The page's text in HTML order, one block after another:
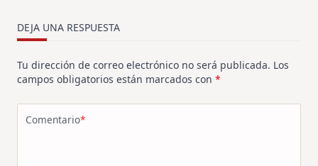
text">Página</span>
DEJA UNA RESPUESTA
Tu dirección de correo electrónico no será publicada. Los
campos obligatorios están marcados con *
Comentario*